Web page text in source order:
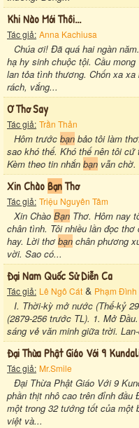
Khi Nào Mới Thôi...
Tác giả: Anna Kachiusa
Chúa ơi! Đã quá hai ngàn
hạ hy sinh chuộc tội. Cầu
lan tỏa tình thương. Chốn xa
rách, vắng...
Ơ Thơ Say
Tác giả: Trần Thản
Hôm trước bạn bảo tôi làm
sao khó thế. Khó thế nên tôi
Kèm theo tin nhắn bạn vẫn chờ.
Xin ChàoBạnThơ
Tác giả: Triệu Nguyên Tâm
Xin Chào Bạn Thơ. Hôm nay
chân tình. Tôi nhiều lần đọc thơ
hay. Lời thơ bạn chân phương
vời. Sao có...
Đại Nam Quốc Sử Diễn Ca
Tác giả: Lê Ngô Cát & Phạm Đình
I. Thời-kỳ mở nước (Thế-kỷ
(2879-256 trước TL). 1. Mở
sáng vẻ văn minh giữa trời.
Đại Thừa Phật Giáo Với 9
Tác giả: Mr.Smile
Đại Thừa Phật Giáo Với 9
phần thịt nhô cao trên đỉnh
một trong 32 tướng tốt của một
việt và...